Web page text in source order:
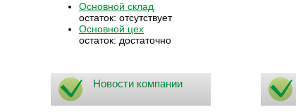
Основной склад
остаток: отсутствует
Основной цех
остаток: достаточно
Новости компании